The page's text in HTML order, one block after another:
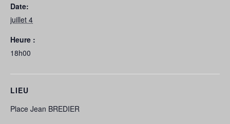
Date:
juillet 4
Heure :
18h00
LIEU
Place Jean BREDIER